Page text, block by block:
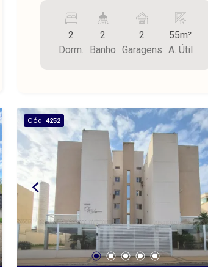
planejados, A. útil privativa de 55,01 m²,
garagem 24,00 m², A. comum 21,59 m²,
área total de 100,60 m². garagem
2
Dorm.
2
Banho
2
Garagens
55m²
A. Útil
Cód. 4252